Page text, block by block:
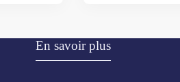
En savoir plus